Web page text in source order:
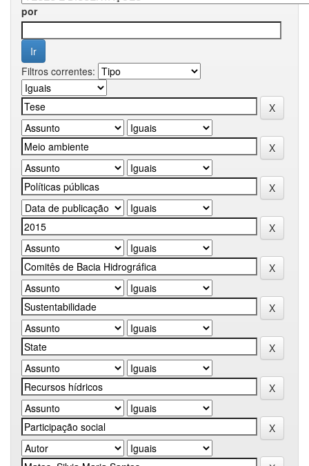
por
Filtros correntes: